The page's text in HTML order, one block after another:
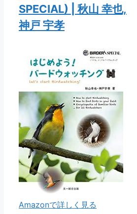
SPECIAL) | 秋山 幸也,
神戸 宇孝
Amazonで詳しく見る